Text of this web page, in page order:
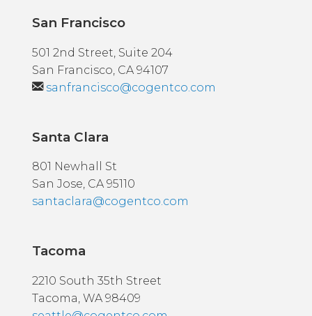
San Francisco
501 2nd Street, Suite 204
San Francisco, CA 94107
sanfrancisco@cogentco.com
Santa Clara
801 Newhall St
San Jose, CA 95110
santaclara@cogentco.com
Tacoma
2210 South 35th Street
Tacoma, WA 98409